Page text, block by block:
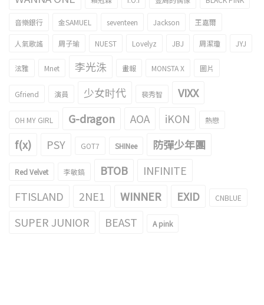
音樂銀行 金SAMUEL seventeen Jackson 王嘉爾
人氣歌謠 周子瑜 NUEST Lovelyz JBJ 周潔瓊 JYJ
泫雅 Mnet 李光洙 畫報 MONSTA X 圖片
Gfriend 演員 少女时代 裴秀智 VIXX
OH MY GIRL G-dragon AOA iKON 熱戀
f(x) PSY GOT7 SHINee 防彈少年團
Red Velvet 李敏鎬 BTOB
INFINITE
FTISLAND
2NE1 WINNER EXID CNBLUE
SUPER JUNIOR BEAST A pink